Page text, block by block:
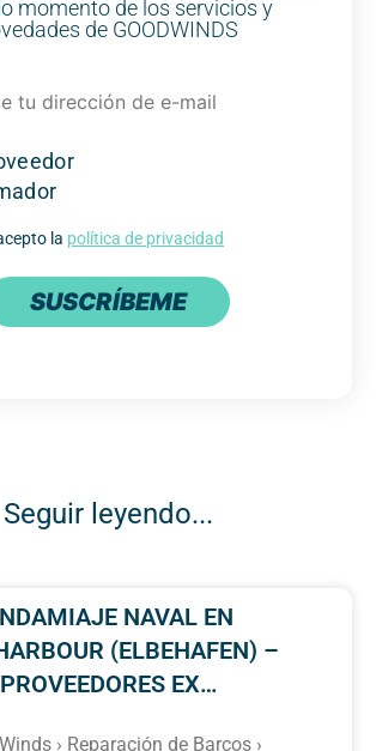
momento de los servicios y
de GOODWINDS
la política de privacidad
SUSCRÍBEME
Seguir leyendo...
NAVAL EN
(ELBEHAFEN) –
PROVEEDORES EX…
› Reparación de Barcos ›